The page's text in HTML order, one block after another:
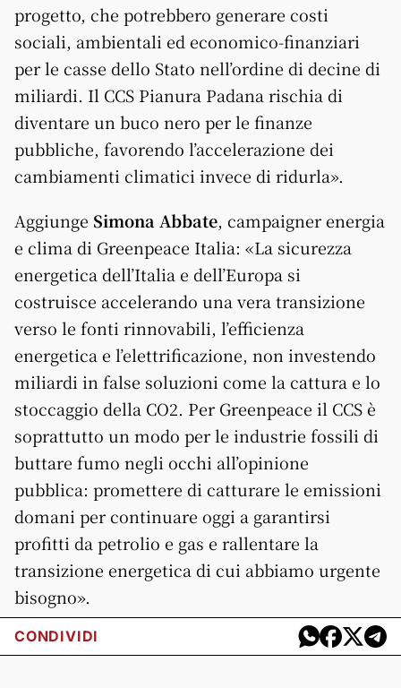
progetto, che potrebbero generare costi
sociali, ambientali ed economico-finanziari
per le casse dello Stato nell’ordine di decine di
miliardi. Il CCS Pianura Padana rischia di
diventare un buco nero per le finanze
pubbliche, favorendo l’accelerazione dei
cambiamenti climatici invece di ridurla».
Aggiunge Simona Abbate, campaigner energia
e clima di Greenpeace Italia: «La sicurezza
energetica dell’Italia e dell’Europa si
costruisce accelerando una vera transizione
verso le fonti rinnovabili, l’efficienza
energetica e l’elettrificazione, non investendo
miliardi in false soluzioni come la cattura e lo
stoccaggio della CO2. Per Greenpeace il CCS è
soprattutto un modo per le industrie fossili di
buttare fumo negli occhi all’opinione
pubblica: promettere di catturare le emissioni
domani per continuare oggi a garantirsi
profitti da petrolio e gas e rallentare la
transizione energetica di cui abbiamo urgente
bisogno».
CONDIVIDI